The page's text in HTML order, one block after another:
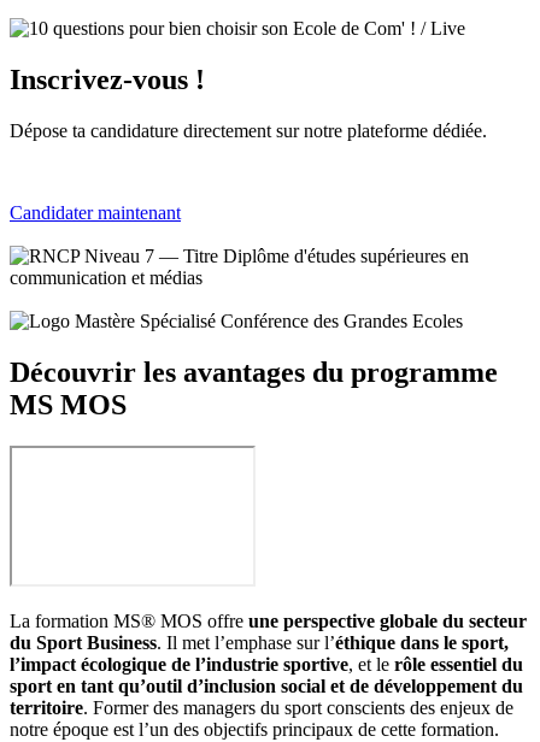
Inscrivez-vous !
Dépose ta candidature directement sur notre plateforme dédiée.
Candidater maintenant
Découvrir les avantages du programme
MS MOS
La formation MS® MOS offre une perspective globale du secteur
du Sport Business. Il met l’emphase sur l’éthique dans le sport,
l’impact écologique de l’industrie sportive, et le rôle essentiel du
sport en tant qu’outil d’inclusion social et de développement du
territoire. Former des managers du sport conscients des enjeux de
notre époque est l’un des objectifs principaux de cette formation.